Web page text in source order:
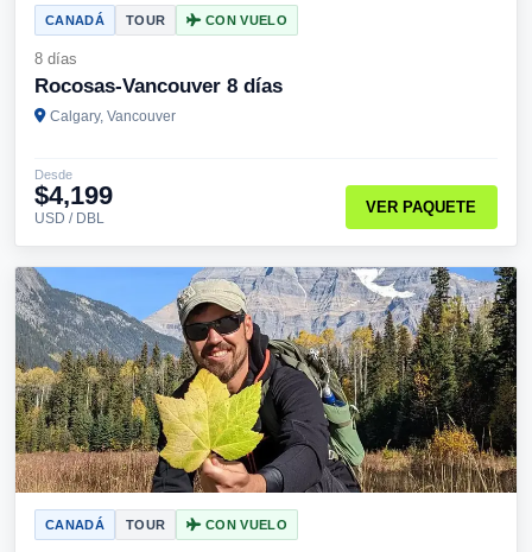
CANADÁ TOUR CON VUELO
8 días
Rocosas-Vancouver 8 días
Calgary, Vancouver
Desde
$4,199
USD / DBL
VER PAQUETE
CANADÁ TOUR CON VUELO